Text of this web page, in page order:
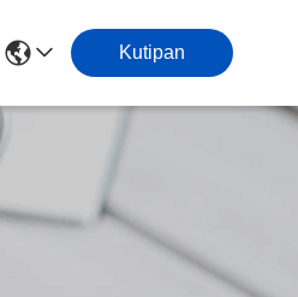
Kutipan